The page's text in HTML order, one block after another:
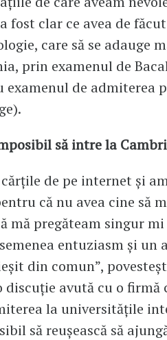
fost clar ce avea de
care să se adauge
prin examenul de
examenul de admiterea
să intre la
de pe internet și
că nu avea cine să
mă pregăteam singur
entuziasm și un
din comun”,
discuție avută cu o firmă
la universitățile
să reușească să